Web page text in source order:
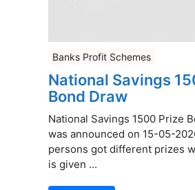
Banks Profit Schemes
National Savings
Bond Draw
National Savings 1500 Prize
was announced on 15-05-
persons got different prizes
is given ...